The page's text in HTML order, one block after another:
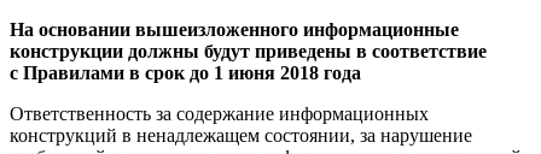
На основании вышеизложенного информационные
конструкции должны будут приведены в соответствие
с Правилами в срок до 1 июня 2018 года
Ответственность за содержание информационных
конструкций в ненадлежащем состоянии, за нарушение